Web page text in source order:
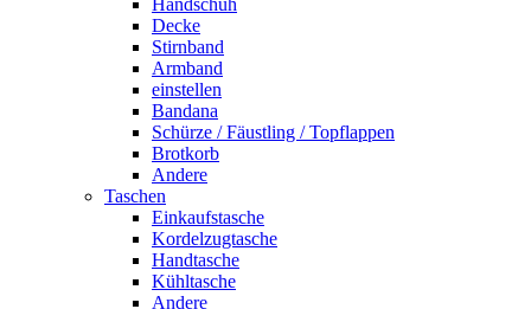
Handschuh
Decke
Stirnband
Armband
einstellen
Bandana
Schürze / Fäustling / Topflappen
Brotkorb
Andere
Taschen
Einkaufstasche
Kordelzugtasche
Handtasche
Kühltasche
Andere